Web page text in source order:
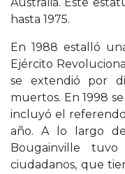
hasta 1975.
En 1988 estalló
Ejército
se extendió por
muertos. En 1998
incluyó el
año. A lo largo
Bougainville
ciudadanos, que